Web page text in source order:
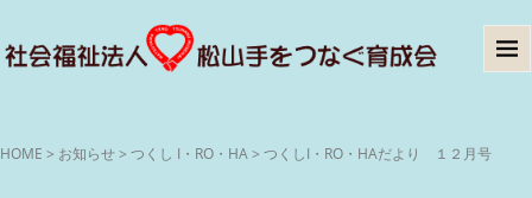
HOME > お知らせ> つくし I・RO・HA> つくしI・RO・HAだより １２月号